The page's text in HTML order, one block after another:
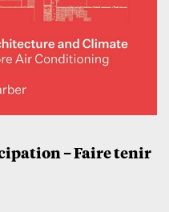
– Faire tenir